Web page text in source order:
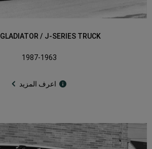
GLADIATOR / J-SERIES TRUCK
1987-1963
اعرف المزيد